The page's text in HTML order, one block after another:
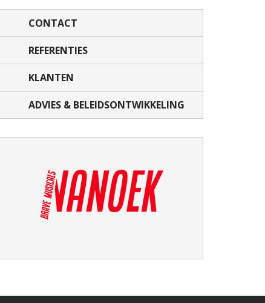
CONTACT
REFERENTIES
KLANTEN
ADVIES & BELEIDSONTWIKKELING